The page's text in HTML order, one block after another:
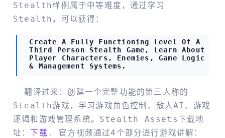
Stealth样例属于中等难度，通过学习
Stealth，可以获得：
Create A Fully Functioning Level Of A
Third Person Stealth Game, Learn About
Player Characters, Enemies, Game Logic
& Management Systems.
翻译过来：创建一个完整功能的第三人称的
Stealth游戏，学习游戏角色控制、敌人AI、游戏
逻辑和游戏管理系统。Stealth Assets下载地
址：下载 . 官方视频通过4个部分进行游戏讲解：